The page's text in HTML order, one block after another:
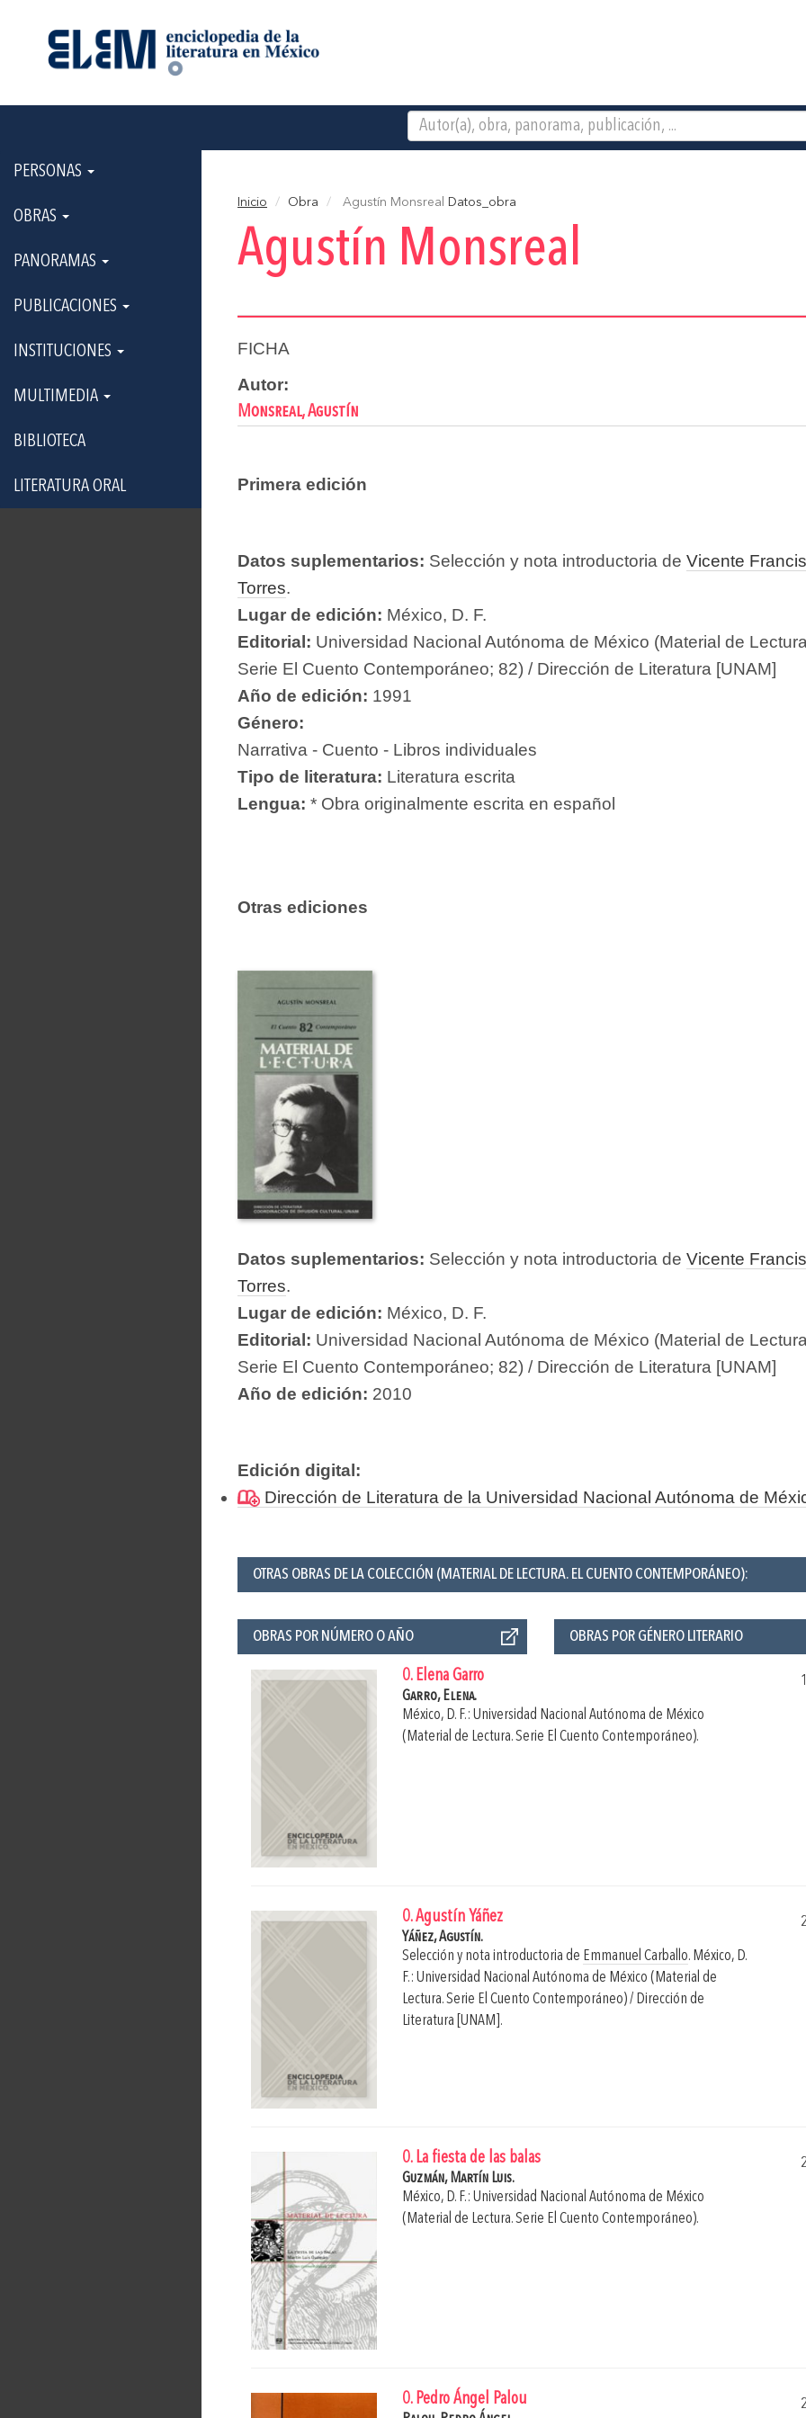
PERSONAS
OBRAS
PANORAMAS
PUBLICACIONES
INSTITUCIONES
MULTIMEDIA
BIBLIOTECA
LITERATURA ORAL
Inicio Obra Agustín Monsreal Datos_obra
Agustín Monsreal
FICHA
Autor:
Monsreal, Agustín
Primera edición
Datos suplementarios: Selección y nota introductoria de Vicente
Torres.
Lugar de edición: México, D. F.
Editorial: Universidad Nacional Autónoma de México (Material de
Serie El Cuento Contemporáneo; 82) / Dirección de Literatura [UNAM]
Año de edición: 1991
Género:
Narrativa - Cuento - Libros individuales
Tipo de literatura: Literatura escrita
Lengua: * Obra originalmente escrita en español
Otras ediciones
Datos suplementarios: Selección y nota introductoria de Vicente
Torres.
Lugar de edición: México, D. F.
Editorial: Universidad Nacional Autónoma de México (Material de
Serie El Cuento Contemporáneo; 82) / Dirección de Literatura [UNAM]
Año de edición: 2010
Edición digital:
Dirección de Literatura de la Universidad Nacional Autónoma de
OTRAS OBRAS DE LA COLECCIÓN (MATERIAL DE LECTURA. EL CUENTO CONTEMPORÁNEO):
OBRAS POR NÚMERO O AÑO OBRAS POR GÉNERO LITERARIO
0. Elena Garro
Garro, Elena.
México, D. F.: Universidad Nacional Autónoma de México
(Material de Lectura. Serie El Cuento Contemporáneo).
0. Agustín Yáñez
Yáñez, Agustín.
Selección y nota introductoria de Emmanuel Carballo. México, D.
F.: Universidad Nacional Autónoma de México (Material de
Lectura. Serie El Cuento Contemporáneo) / Dirección de
Literatura [UNAM].
0. La fiesta de las balas
Guzmán, Martín Luis.
México, D. F.: Universidad Nacional Autónoma de México
(Material de Lectura. Serie El Cuento Contemporáneo).
0. Pedro Ángel Palou